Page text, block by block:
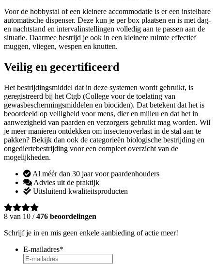
Voor de hobbystal of een kleinere accommodatie is er een instelbare
automatische dispenser. Deze kun je per box plaatsen en is met dag-
en nachtstand en intervalinstellingen volledig aan te passen aan de
situatie. Daarmee bestrijd je ook in een kleinere ruimte effectief
muggen, vliegen, wespen en knutten.
Veilig en gecertificeerd
Het bestrijdingsmiddel dat in deze systemen wordt gebruikt, is
geregistreerd bij het Ctgb (College voor de toelating van
gewasbeschermingsmiddelen en biociden). Dat betekent dat het is
beoordeeld op veiligheid voor mens, dier en milieu en dat het in
aanwezigheid van paarden en verzorgers gebruikt mag worden. Wil
je meer manieren ontdekken om insectenoverlast in de stal aan te
pakken? Bekijk dan ook de categorieën biologische bestrijding en
ongediertebestrijding voor een compleet overzicht van de
mogelijkheden.
Al méér dan 30 jaar voor paardenhouders
Advies uit de praktijk
Uitsluitend kwaliteitsproducten
8 van 10 /476 beoordelingen
Schrijf je in en mis geen enkele aanbieding of actie meer!
E-mailadres*